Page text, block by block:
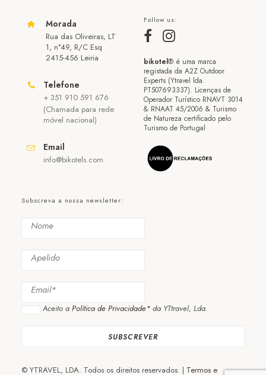
Morada
Rua das Oliveiras, LT
1, n°49, R/C Esq
2415-456 Leiria
Telefone
+ 351 910 591 676
(Chamada para rede
móvel nacional)
Email
info@bikotels.com
Follow us:
bikotel® é uma marca
registada da A2Z Outdoor
Experts (Ytravel lda.
PT507693337). Licenças de
Operador Turístico RNAVT 3014
& RNAAT 45/2006 & Turismo
de Natureza certificado pelo
Turismo de Portugal
Subscreva a nossa newsletter:
Aceito a Política de Privacidade* da YTtravel, Lda.
© YTRAVEL, LDA. Todos os direitos reservados. | Termos e